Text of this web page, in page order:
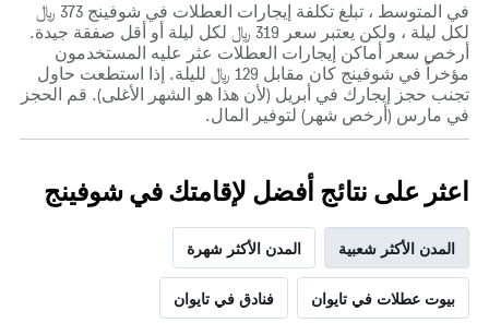
في المتوسط ، تبلغ تكلفة إيجارات العطلات في شوفينج 373 ﷼
لكل ليلة ، ولكن يعتبر سعر 319 ﷼ لكل ليلة أو أقل صفقة جيدة.
أرخص سعر أماكن إيجارات العطلات عثر عليه المستخدمون
مؤخراً في شوفينج كان مقابل 129 ﷼ لليلة. إذا استطعت حاول
تجنب حجز إيجارك في أبريل (لأن هذا هو الشهر الأغلى). قم الحجز
في مارس (أرخص شهر) لتوفير المال.
اعثر على نتائج أفضل لإقامتك في شوفينج
المدن الأكثر شعبية المدن الأكثر شهرة
بيوت عطلات في تايوان فنادق في تايوان